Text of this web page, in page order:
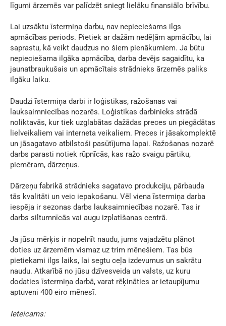
līgumi ārzemēs var palīdzēt sniegt lielāku finansiālo brīvību.
Lai uzsāktu īstermiņa darbu, nav nepieciešams ilgs
apmācības periods. Pietiek ar dažām nedēļām apmācību, lai
saprastu, kā veikt daudzus no šiem pienākumiem. Ja būtu
nepieciešama ilgāka apmācība, darba devējs sagaidītu, ka
jaunatbraukušais un apmācītais strādnieks ārzemēs paliks
ilgāku laiku.
Daudzi īstermiņa darbi ir loģistikas, ražošanas vai
lauksaimniecības nozarēs. Loģistikas darbinieks strādā
noliktavās, kur tiek uzglabātas dažādas preces un piegādātas
lielveikaliem vai interneta veikaliem. Preces ir jāsakomplektē
un jāsagatavo atbilstoši pasūtījuma lapai. Ražošanas nozarē
darbs parasti notiek rūpnīcās, kas ražo svaigu pārtiku,
piemēram, dārzeņus.
Dārzeņu fabrikā strādnieks sagatavo produkciju, pārbauda
tās kvalitāti un veic iepakošanu. Vēl viena īstermiņa darba
iespēja ir sezonas darbs lauksaimniecības nozarē. Tas ir
darbs siltumnīcās vai augu izplatīšanas centrā.
Ja jūsu mērķis ir nopelnīt naudu, jums vajadzētu plānot
doties uz ārzemēm vismaz uz trim mēnešiem. Tas būs
pietiekami ilgs laiks, lai segtu ceļa izdevumus un sakrātu
naudu. Atkarībā no jūsu dzīvesveida un valsts, uz kuru
dodaties īstermiņa darbā, varat rēķināties ar ietaupījumu
aptuveni 400 eiro mēnesī.
Ieteicams: